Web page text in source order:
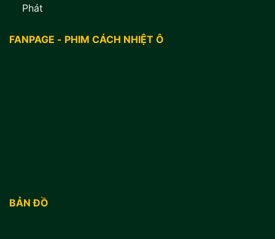
Phát
FANPAGE - PHIM CÁCH NHIỆT Ô
BẢN ĐỒ